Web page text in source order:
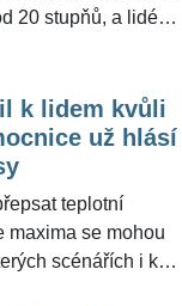
20 stupňů, a lidé
teplejší noci ale
ČHMÚ nelze
pro
plošné
zatímco na
až kolem 37 °C.
k lidem kvůli
už hlásí
teplotní
maxima se mohou
scénářích i k